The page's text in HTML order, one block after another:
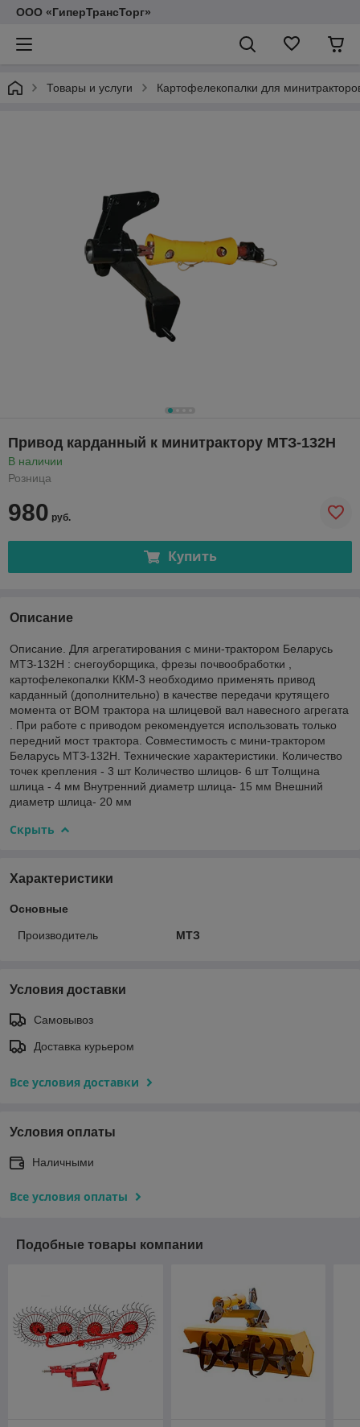
ООО «ГиперТрансТорг»
Товары и услуги Картофелекопалки для
Привод карданный к минитрактору МТЗ-132Н
В наличии
Розница
980 руб.
Купить
Описание
Описание. Для агрегатирования с мини-трактором Беларусь
МТЗ-132Н : снегоуборщика, фрезы почвообработки ,
картофелекопалки ККМ-3 необходимо применять привод
карданный (дополнительно) в качестве передачи крутящего
момента от ВОМ трактора на шлицевой вал навесного агрегата
. При работе с приводом рекомендуется использовать только
передний мост трактора. Совместимость с мини-трактором
Беларусь МТЗ-132Н. Технические характеристики. Количество
точек крепления - 3 шт Количество шлицов- 6 шт Толщина
шлица - 4 мм Внутренний диаметр шлица- 15 мм Внешний
диаметр шлица- 20 мм
Скрыть
Характеристики
Основные
Производитель МТЗ
Условия доставки
Самовывоз
Доставка курьером
Все условия доставки
Условия оплаты
Наличными
Все условия оплаты
Подобные товары компании